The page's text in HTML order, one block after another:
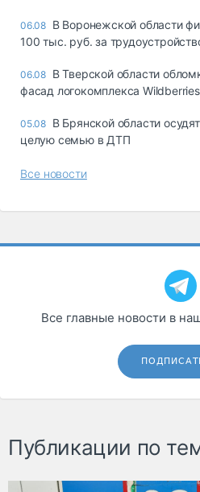
06.08 В Воронежской области
100 тыс. руб. за
06.08 В Тверской области
фасад логокомплекса Wildberries
05.08 В Брянской области
целую семью в ДТП
Все новости
Все главные новости в
Публикации по